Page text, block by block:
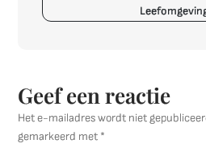
Geef een reactie
Het e-mailadres wordt niet
gemarkeerd met *